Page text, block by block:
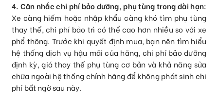
4. Cân nhắc chi phí bảo dưỡng, phụ tùng trong dài hạn:
Xe càng hiếm hoặc nhập khẩu càng khó tìm phụ tùng
thay thế, chi phí bảo trì có thể cao hơn nhiều so với xe
phổ thông. Trước khi quyết định mua, bạn nên tìm hiểu
hệ thống dịch vụ hậu mãi của hãng, chi phí bảo dưỡng
định kỳ, giá thay thế phụ tùng cơ bản và khả năng sửa
chữa ngoài hệ thống chính hãng để không phát sinh chi
phí bất ngờ sau này.